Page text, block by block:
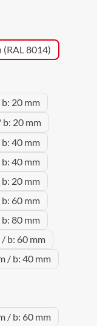
(RAL 8014)
20 mm
b: 20 mm
40 mm
40 mm
20 mm
60 mm
80 mm
b: 60 mm
/ b: 40 mm
/ b: 60 mm